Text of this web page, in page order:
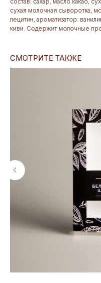
сухая молочная сыворотка,
лецитин, ароматизатор:
киви. Содержит молочные
СМОТРИТЕ ТАКЖЕ